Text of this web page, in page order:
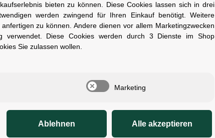
auch auszugsweise, nur mit Genehmigung.
bieten zu können. Diese Cookies lassen sich in drei
werden zwingend für Ihren Einkauf benötigt. Weitere
zu können. Andere dienen vor allem Marketingzwecken
verwendet. Diese Cookies werden durch 3 Dienste im Shop
Sie zulassen wollen.
Marketing
Ablehnen Alle akzeptieren